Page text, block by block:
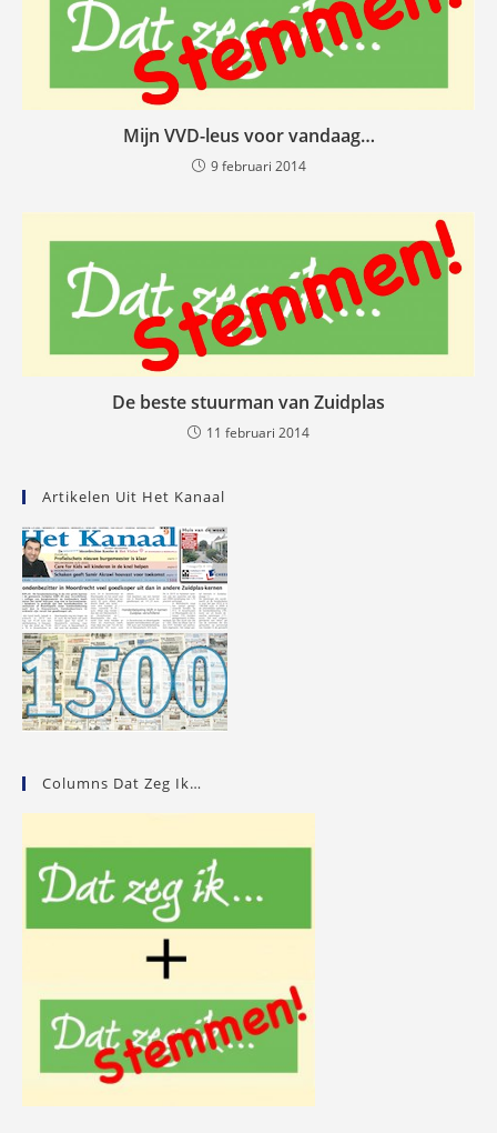
Mijn VVD-leus voor vandaag…
9 februari 2014
De beste stuurman van Zuidplas
11 februari 2014
Artikelen Uit Het Kanaal
Columns Dat Zeg Ik…